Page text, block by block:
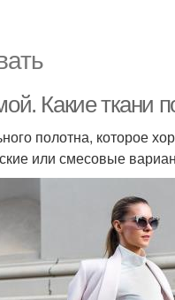
Какие ткани
полотна, которое
или смесовые